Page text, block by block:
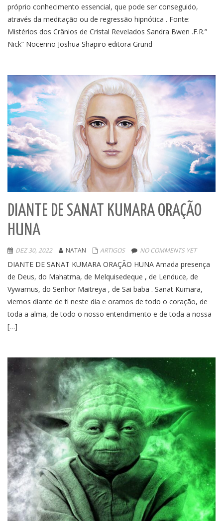
próprio conhecimento essencial, que pode ser conseguido,
através da meditação ou de regressão hipnótica . Fonte:
Mistérios dos Crânios de Cristal Revelados Sandra Bwen .F.R.”
Nick” Nocerino Joshua Shapiro editora Grund
DIANTE DE SANAT KUMARA ORAÇÃO
HUNA
DEZ 30, 2022 NATAN ARTIGOS NO COMMENTS YET
DIANTE DE SANAT KUMARA ORAÇÃO HUNA Amada presença
de Deus, do Mahatma, de Melquisedeque , de Lenduce, de
Vywamus, do Senhor Maitreya , de Sai baba . Sanat Kumara,
viemos diante de ti neste dia e oramos de todo o coração, de
toda a alma, de todo o nosso entendimento e de toda a nossa
[…]